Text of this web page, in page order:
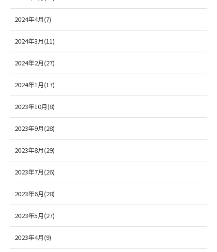
2024年4月(7)
2024年3月(11)
2024年2月(27)
2024年1月(17)
2023年10月(8)
2023年9月(28)
2023年8月(29)
2023年7月(26)
2023年6月(28)
2023年5月(27)
2023年4月(9)